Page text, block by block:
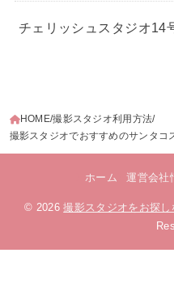
チェリッシュスタジオ14
HOME 撮影スタジオ利用方法
撮影スタジオでおすすめのサンタコ
ホーム 運営会社
© 2026撮影スタジオをお探し